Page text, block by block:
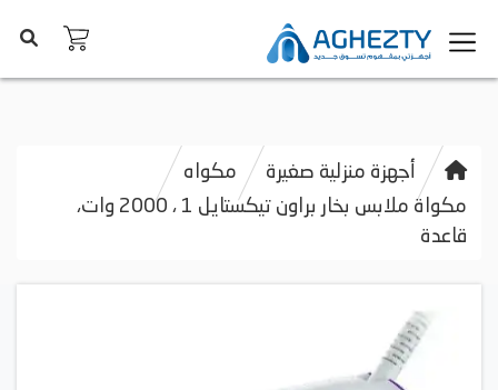
أجهزة منزلية صغيرة
مكواه
مكواة ملابس بخار براون تيكستايل 1 ، 2000 وات،
قاعدة